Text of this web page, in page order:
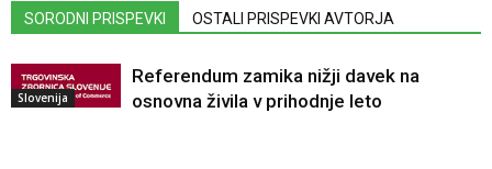
SORODNI PRISPEVKI OSTALI PRISPEVKI AVTORJA
Slovenija
Referendum zamika nižji davek na
osnovna živila v prihodnje leto